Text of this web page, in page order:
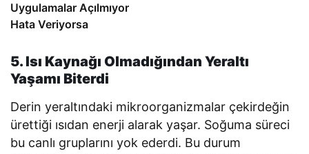
Uygulamalar Açılmıyor
Hata Veriyorsa
5. Isı Kaynağı Olmadığından Yeraltı
Yaşamı Biterdi
Derin yeraltındaki mikroorganizmalar çekirdeğin
ürettiği ısıdan enerji alarak yaşar. Soğuma süreci
bu canlı gruplarını yok ederdi. Bu durum